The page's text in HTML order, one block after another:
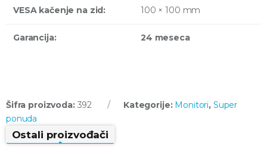
VESA kačenje na zid: 100 × 100 mm
Garancija: 24 meseca
Šifra proizvoda: 392 Kategorije: Monitori, Super
ponuda
Ostali proizvođači